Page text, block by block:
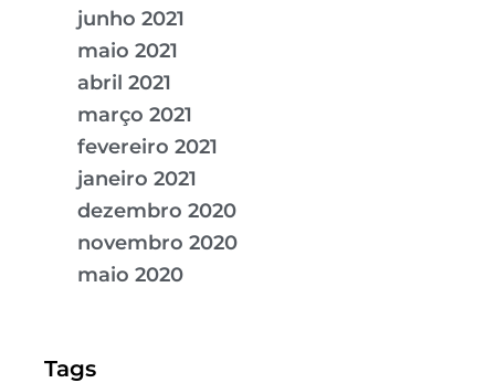
junho 2021
maio 2021
abril 2021
março 2021
fevereiro 2021
janeiro 2021
dezembro 2020
novembro 2020
maio 2020
Tags